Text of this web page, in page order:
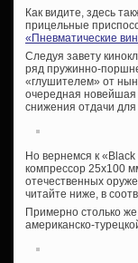
Как видите, здесь
прицельные
«Пневматические
Следуя завету
ряд пружинно-
«глушителем» от
очередная новейшая
снижения отдачи для
Но вернемся к «Black
компрессор 25х100
отечественных
читайте ниже, в
Примерно столько
американско-